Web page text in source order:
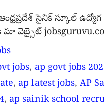
సైనిక్ స్కూల్
మా వెబ్సైట్
jobs, ap govt jobs
, ap latest jobs, AP
, ap sainik school